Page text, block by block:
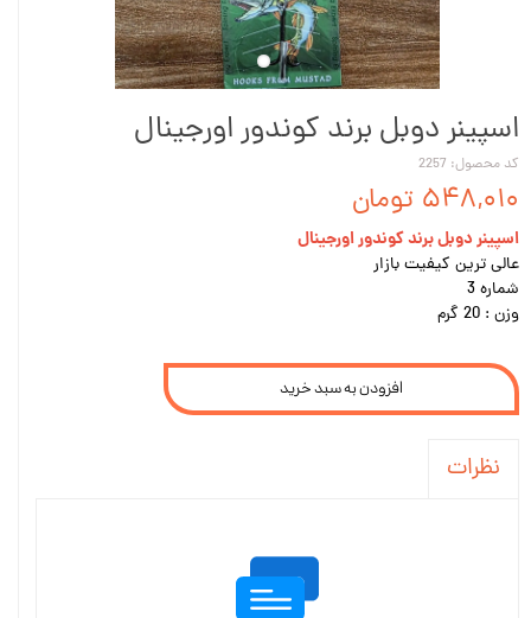
اسپینر دوبل برند کوندور اورجینال
کد محصول: 2257
۵۴۸,۰۱۰ تومان
اسپینر دوبل برند کوندور اورجینال
عالی ترین کیفیت بازار
شماره 3
وزن : 20 گرم
افزودن به سبد خرید
نظرات